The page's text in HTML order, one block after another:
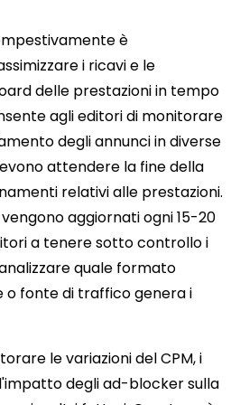
è
i ricavi e le
delle prestazioni in tempo
agli editori di monitorare
degli annunci in diverse
attendere la fine della
relativi alle prestazioni.
aggiornati ogni 15-20
a tenere sotto controllo i
quale formato
o fonte di traffico genera i
le variazioni del CPM, i
degli ad-blocker sulla